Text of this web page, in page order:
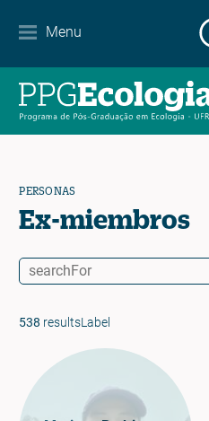
Menu
Contacto
PERSONAS
Ex-miembros
538 resultsLabel